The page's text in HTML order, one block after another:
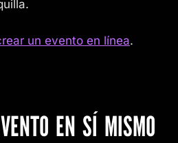
un evento en línea.
EN SÍ MISMO